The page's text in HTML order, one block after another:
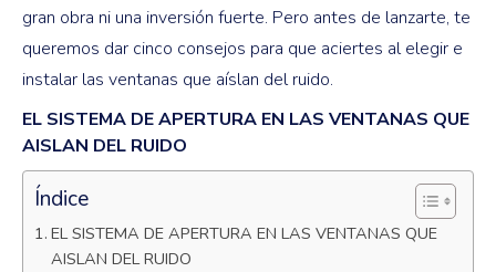
gran obra ni una inversión fuerte. Pero antes de lanzarte, te
queremos dar cinco consejos para que aciertes al elegir e
instalar las ventanas que aíslan del ruido.
EL SISTEMA DE APERTURA EN LAS VENTANAS QUE
AISLAN DEL RUIDO
Índice
EL SISTEMA DE APERTURA EN LAS VENTANAS QUE
AISLAN DEL RUIDO